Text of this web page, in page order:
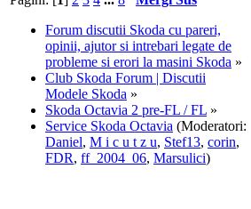
Forum discutii Skoda cu pareri,
opinii, ajutor si intrebari legate de
probleme si erori la masini Skoda »
Club Skoda Forum | Discutii
Modele Skoda »
Skoda Octavia 2 pre-FL / FL »
Service Skoda Octavia (Moderatori:
Daniel, M i c u t z u, Stef13, corin,
FDR, ff_2004_06, Marsulici)